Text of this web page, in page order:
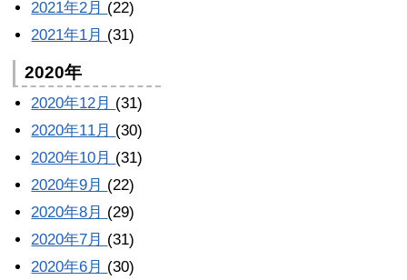
2021年2月 (22)
2021年1月 (31)
2020年
2020年12月 (31)
2020年11月 (30)
2020年10月 (31)
2020年9月 (22)
2020年8月 (29)
2020年7月 (31)
2020年6月 (30)